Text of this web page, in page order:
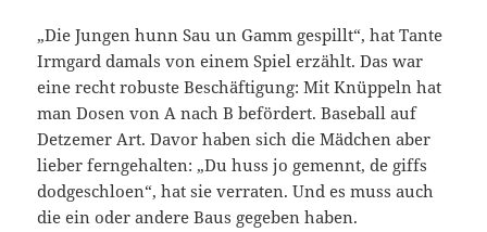
„Die Jungen hunn Sau un Gamm gespillt“, hat Tante
Irmgard damals von einem Spiel erzählt. Das war
eine recht robuste Beschäftigung: Mit Knüppeln hat
man Dosen von A nach B befördert. Baseball auf
Detzemer Art. Davor haben sich die Mädchen aber
lieber ferngehalten: „Du huss jo gemennt, de giffs
dodgeschloen“, hat sie verraten. Und es muss auch
die ein oder andere Baus gegeben haben.